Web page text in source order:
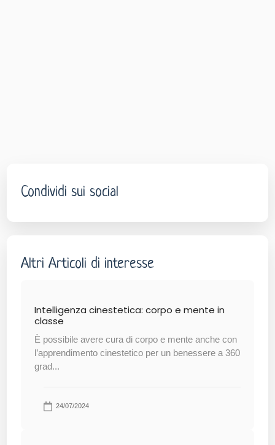
Condividi sui social
Altri Articoli di interesse
Intelligenza cinestetica: corpo e mente in
classe
È possibile avere cura di corpo e mente anche con
l’apprendimento cinestetico per un benessere a 360
grad...
24/07/2024